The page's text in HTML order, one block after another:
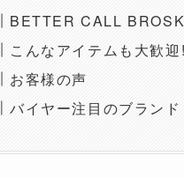
BETTER CALL
こんなアイテムも大歓迎!
お客様の声
バイヤー注目のブランド